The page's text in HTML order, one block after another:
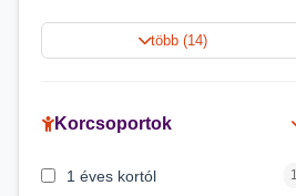
Jégvarázs
Peppa malac
több (14)
Korcsoportok
1 éves kortól 1